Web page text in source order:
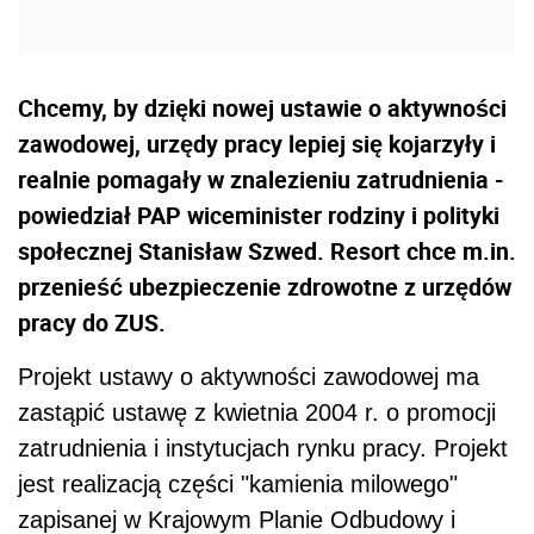
Chcemy, by dzięki nowej ustawie o aktywności
zawodowej, urzędy pracy lepiej się kojarzyły i
realnie pomagały w znalezieniu zatrudnienia -
powiedział PAP wiceminister rodziny i polityki
społecznej Stanisław Szwed. Resort chce m.in.
przenieść ubezpieczenie zdrowotne z urzędów
pracy do ZUS.
Projekt ustawy o aktywności zawodowej ma
zastąpić ustawę z kwietnia 2004 r. o promocji
zatrudnienia i instytucjach rynku pracy. Projekt
jest realizacją części "kamienia milowego"
zapisanej w Krajowym Planie Odbudowy i